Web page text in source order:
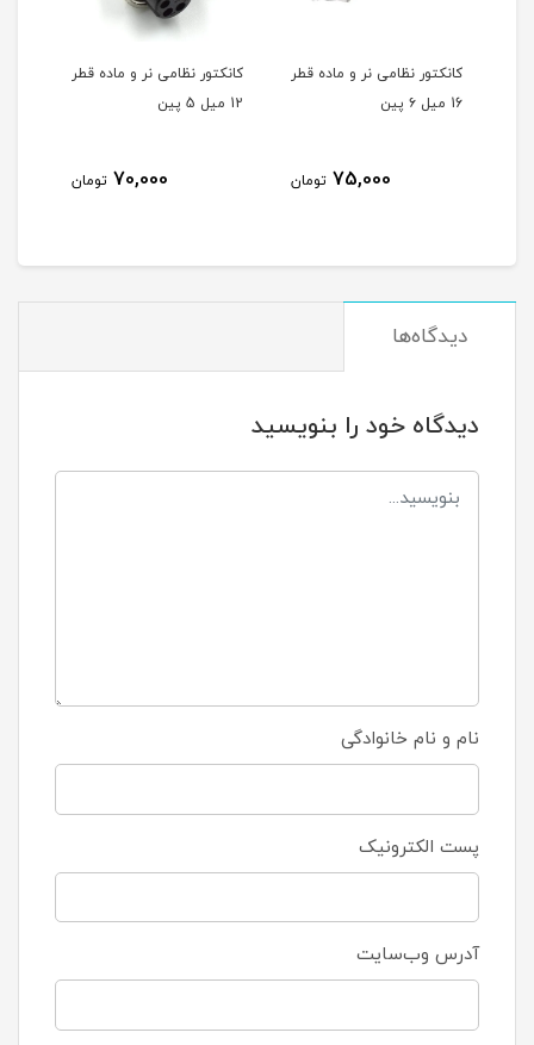
کانکتور نظامی نر و ماده قطر
16 میل ۶ پین
75,000 تومان
کانکتور نظامی نر و ماده قطر
12 میل 5 پین
70,000 تومان
دیدگاه‌ها
دیدگاه خود را بنویسید
نام و نام خانوادگی
پست الکترونیک
آدرس وب‌سایت